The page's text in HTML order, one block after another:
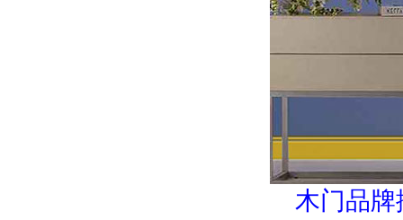
木门品牌